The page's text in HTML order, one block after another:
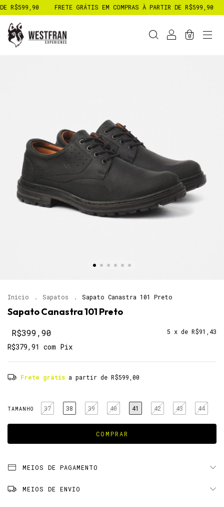
FRETE GRÁTIS EM COMPRAS À PARTIR DE R$599,90
0
Início . Sapatos . Sapato Canastra 101 Preto
Sapato Canastra 101 Preto
R$399,90 5 x de R$91,43
R$379,91 com Pix
Frete grátis a partir de R$599,00
TAMANHO 37 38 39 40 41 42 43 44
MEIOS DE PAGAMENTO
MEIOS DE ENVIO